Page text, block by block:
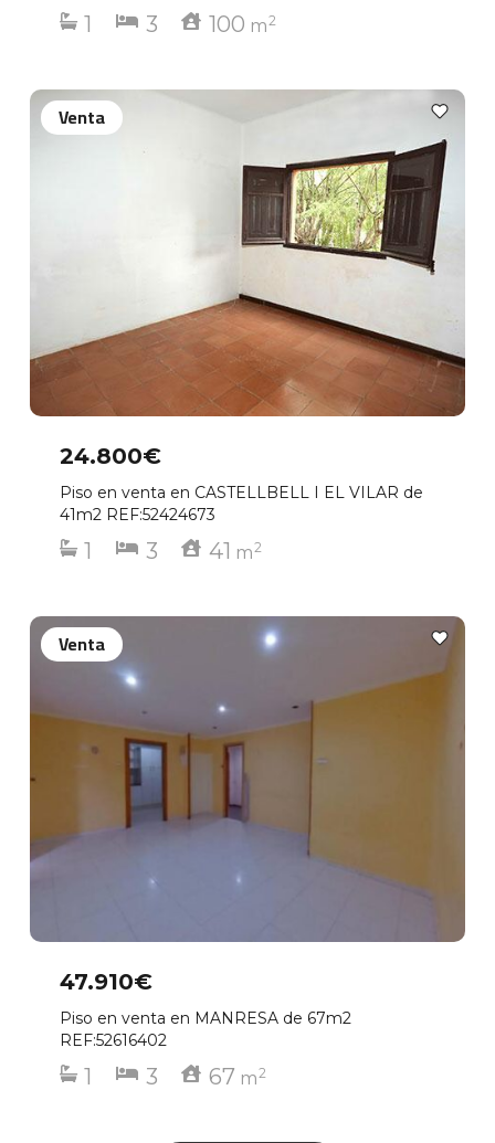
1 3 100 m2
24.800€
Piso en venta en CASTELLBELL I EL VILAR de
41m2 REF:52424673
1 3 41 m2
Venta
47.910€
Piso en venta en MANRESA de 67m2
REF:52616402
1 3 67 m2
Venta